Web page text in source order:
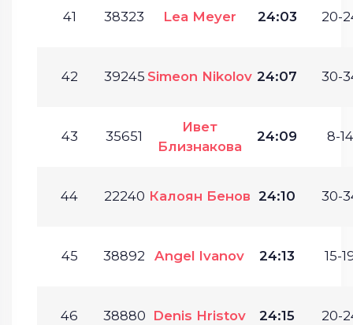
41 38323 Lea Meyer 24:03 20-
42 39245 Simeon Nikolov 24:07 30-
43 35651
Ивет
Близнакова
24:09 8-
44 22240 Калоян Бенов 24:10 30-
45 38892 Angel Ivanov 24:13 15-
46 38880 Denis Hristov 24:15 20-